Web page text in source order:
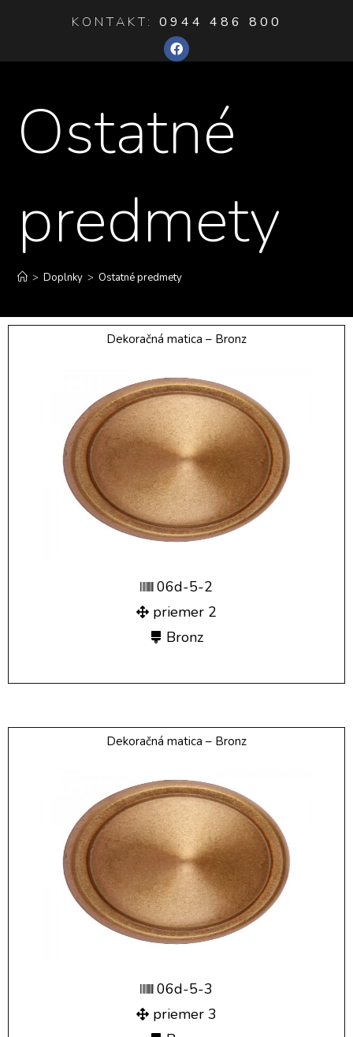
KONTAKT: 0944 486 800
Ostatné
predmety
> Doplnky > Ostatné predmety
Dekoračná matica – Bronz
06d-5-2
priemer 2
Bronz
Dekoračná matica – Bronz
06d-5-3
priemer 3